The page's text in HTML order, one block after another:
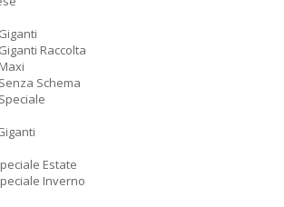
Raccolta
Schema
Estate
Inverno